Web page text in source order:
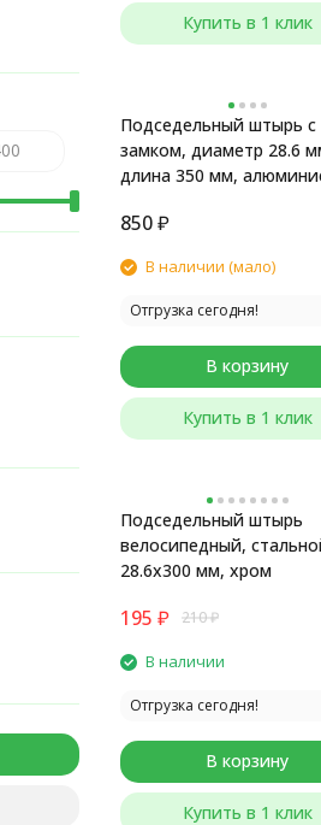
Купить в 1 клик
Подседельный штырь с
замком, диаметр 28.6
длина 350 мм,
850 ₽
В наличии (мало)
Отгрузка сегодня!
В корзину
Купить в 1 клик
Подседельный штырь
велосипедный,
28.6x300 мм, хром
195 ₽ 210₽
В наличии
Отгрузка сегодня!
В корзину
Купить в 1 клик